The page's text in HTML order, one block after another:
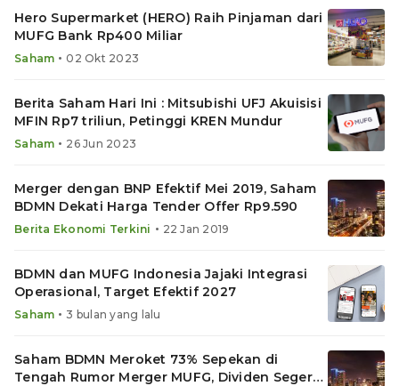
Hero Supermarket (HERO) Raih Pinjaman dari
MUFG Bank Rp400 Miliar
Saham • 02 Okt 2023
Berita Saham Hari Ini : Mitsubishi UFJ Akuisisi
MFIN Rp7 triliun, Petinggi KREN Mundur
Saham • 26 Jun 2023
Merger dengan BNP Efektif Mei 2019, Saham
BDMN Dekati Harga Tender Offer Rp9.590
Berita Ekonomi Terkini • 22 Jan 2019
BDMN dan MUFG Indonesia Jajaki Integrasi
Operasional, Target Efektif 2027
Saham • 3 bulan yang lalu
Saham BDMN Meroket 73% Sepekan di
Tengah Rumor Merger MUFG, Dividen Segera